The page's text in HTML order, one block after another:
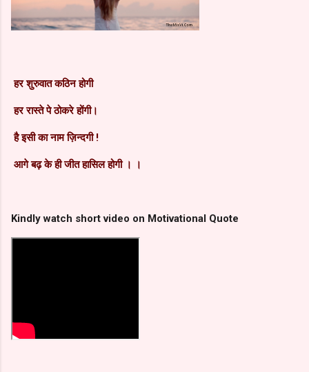
हर शुरुवात कठिन होगी
हर रास्ते पे ठोकरे होंगी।
है इसी का नाम ज़िन्दगी !
आगे बढ़ के ही जीत हासिल होगी । ।
Kindly watch short video on Motivational Quote